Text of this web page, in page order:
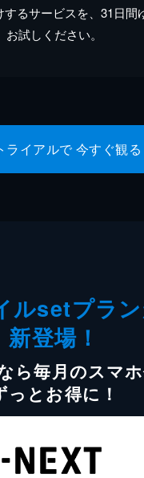
るサービスを、31日間
お試しください。
ライアルで 今すぐ観る
ルsetプラ
新登場！
ら毎月のスマ
っとお得に！